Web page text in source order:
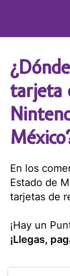
tarjeta
En los
Estado de
tarjetas de
¡Hay un
¡Llegas,